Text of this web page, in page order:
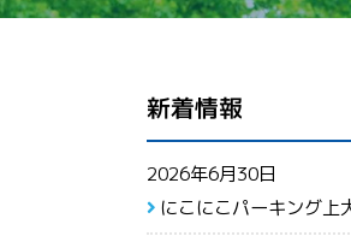
新着情報
2026年6月30日
にこにこパーキング上